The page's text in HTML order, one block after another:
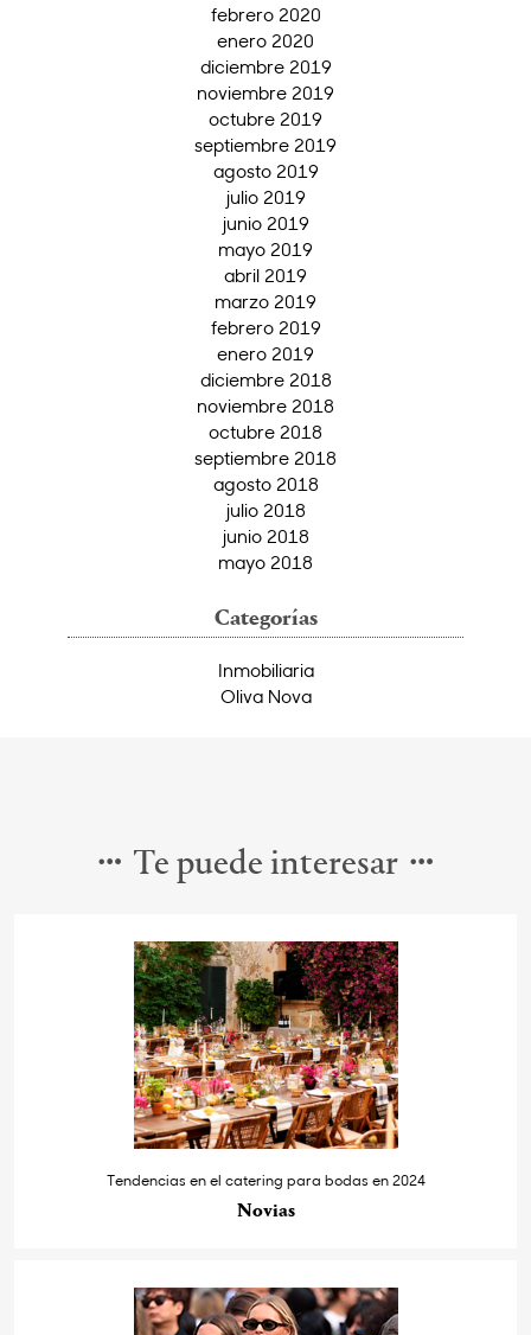
febrero 2020
enero 2020
diciembre 2019
noviembre 2019
octubre 2019
septiembre 2019
agosto 2019
julio 2019
junio 2019
mayo 2019
abril 2019
marzo 2019
febrero 2019
enero 2019
diciembre 2018
noviembre 2018
octubre 2018
septiembre 2018
agosto 2018
julio 2018
junio 2018
mayo 2018
Categorías
Inmobiliaria
Oliva Nova
Te puede interesar
Tendencias en el catering para bodas en 2024
Novias